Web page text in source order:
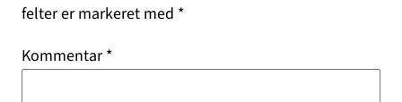
felter er markeret med *
Kommentar*